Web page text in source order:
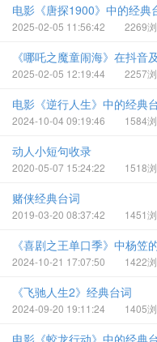
电影《唐探1900》中的经典
2025-02-05 11:56:42 2269
《哪吒之魔童闹海》在抖
2025-02-05 12:19:44 2257
电影《逆行人生》中的经典
2024-10-04 09:19:46 1584
动人小短句收录
2020-05-07 15:24:22 1518
赌侠经典台词
2019-03-20 08:37:42 1451
《喜剧之王单口季》中杨笠
2024-10-21 17:07:50 1422
《飞驰人生2》经典台词
2024-09-20 19:11:24 1405
电影《蛟龙行动》中的经典